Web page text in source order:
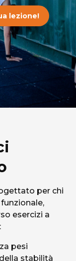
lezione!
per chi
esercizi a
pesi
stabilità